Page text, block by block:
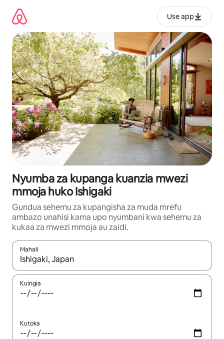
kwenda
kwenye
maudhui
Use app
Nyumba za kupanga kuanzia mwezi
mmoja huko Ishigaki
Gundua sehemu za kupangisha za muda mrefu
ambazo unahisi kama upo nyumbani kwa sehemu za
kukaa za mwezi mmoja au zaidi.
Mahali
Wakati matokeo yanapatikana, vinjari kwa kutumia vitufe vya
Kuingia
Kutoka